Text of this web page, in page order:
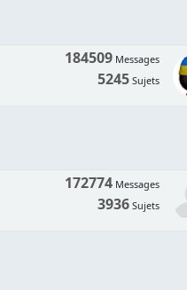
184509 Messages
5245 Sujets
172774 Messages
3936 Sujets